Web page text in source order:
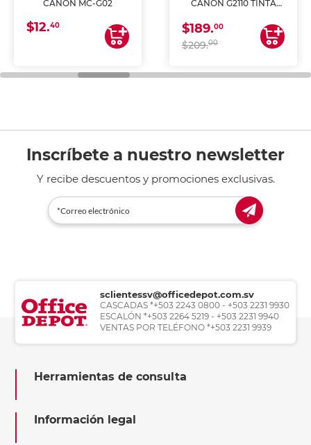
CANON MC-G02
$12.40
CANON G2110 TINTA
$189.00
$209.00
Inscríbete a nuestro newsletter
Y recibe descuentos y promociones exclusivas.
sclientessv@officedepot.com.sv
CASCADAS *+503 2243 0800 - +503 2231 9930
ESCALÓN *+503 2264 5219 - +503 2231 9940
VENTAS POR TELÉFONO *+503 2231 9939
Herramientas de consulta
Información legal